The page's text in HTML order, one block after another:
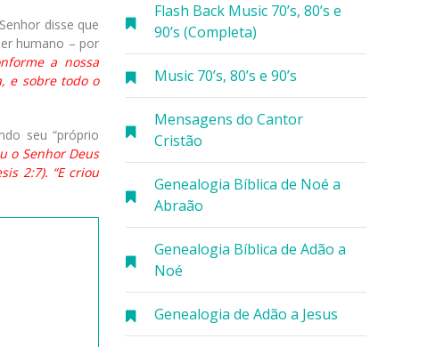
Flash Back Music 70’s, 80’s e
90’s (Completa)
Music 70’s, 80’s e 90’s
Mensagens do Cantor
Cristão
Genealogia Bíblica de Noé a
Abraão
Genealogia Bíblica de Adão a
Noé
Genealogia de Adão a Jesus
disse que
humano – por
a nossa
e sobre todo o
seu “próprio
o Senhor Deus
2:7). “E criou